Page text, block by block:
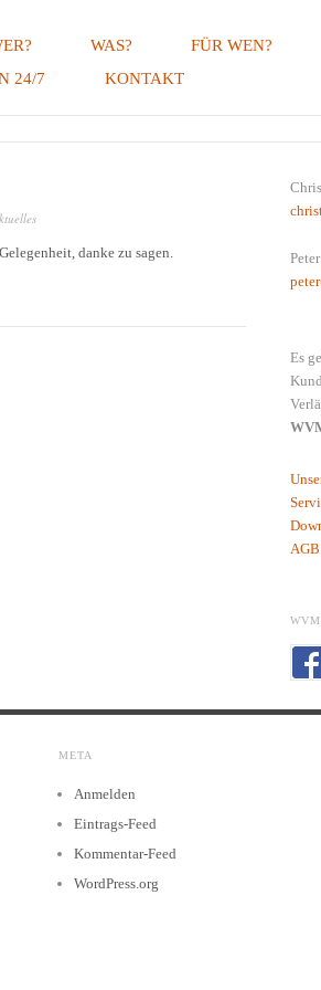
LINGENAU,
WAS? FÜR WEN?
24/7
KONTAKT
danke zu sagen.
Es
META
Anmelden
Eintrags-Feed
Kommentar-Feed
WordPress.org